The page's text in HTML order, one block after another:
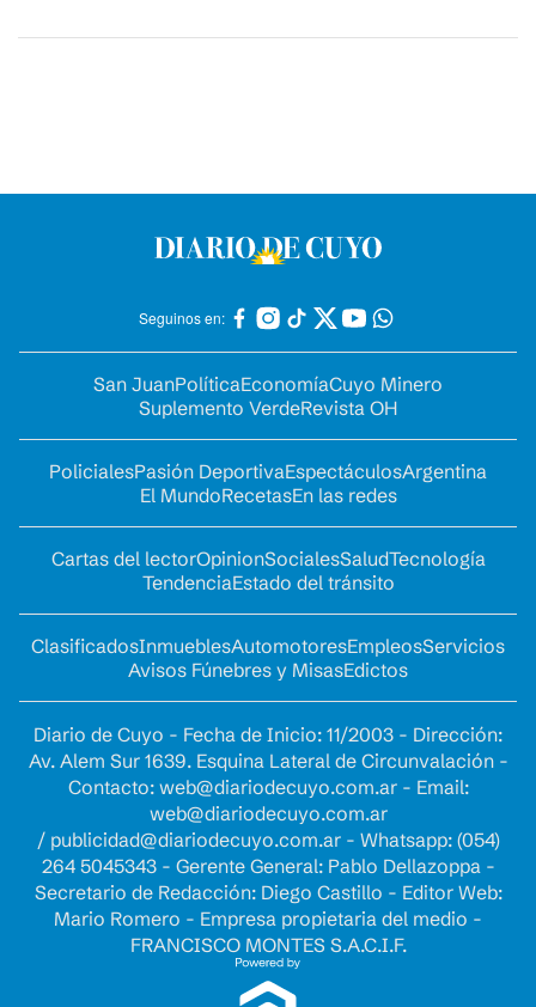
Seguinos en:
San JuanPolíticaEconomíaCuyo Minero
Suplemento VerdeRevista OH
PolicialesPasión DeportivaEspectáculosArgentina
El MundoRecetasEn las redes
Cartas del lectorOpinionSocialesSaludTecnología
TendenciaEstado del tránsito
ClasificadosInmueblesAutomotoresEmpleosServicios
Avisos Fúnebres y MisasEdictos
Diario de Cuyo - Fecha de Inicio: 11/2003 - Dirección:
Av. Alem Sur 1639. Esquina Lateral de Circunvalación -
Contacto: web@diariodecuyo.com.ar- Email:
web@diariodecuyo.com.ar
/ publicidad@diariodecuyo.com.ar- Whatsapp: (054)
264 5045343 - Gerente General: Pablo Dellazoppa -
Secretario de Redacción: Diego Castillo - Editor Web:
Mario Romero - Empresa propietaria del medio -
FRANCISCO MONTES S.A.C.I.F.